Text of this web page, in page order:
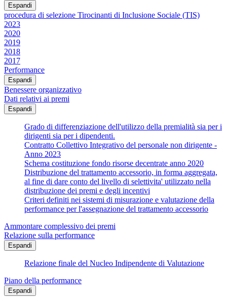
Espandi
procedura di selezione Tirocinanti di Inclusione Sociale (TIS)
2023
2020
2019
2018
2017
Performance
Espandi
Benessere organizzativo
Dati relativi ai premi
Espandi
Grado di differenziazione dell'utilizzo della premialità sia per i
dirigenti sia per i dipendenti.
Contratto Collettivo Integrativo del personale non dirigente -
Anno 2023
Schema costituzione fondo risorse decentrate anno 2020
Distribuzione del trattamento accessorio, in forma aggregata,
al fine di dare conto del livello di selettivita' utilizzato nella
distribuzione dei premi e degli incentivi
Criteri definiti nei sistemi di misurazione e valutazione della
performance per l'assegnazione del trattamento accessorio
Ammontare complessivo dei premi
Relazione sulla performance
Espandi
Relazione finale del Nucleo Indipendente di Valutazione
Piano della performance
Espandi